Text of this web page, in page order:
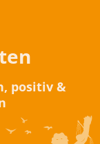
positiv &